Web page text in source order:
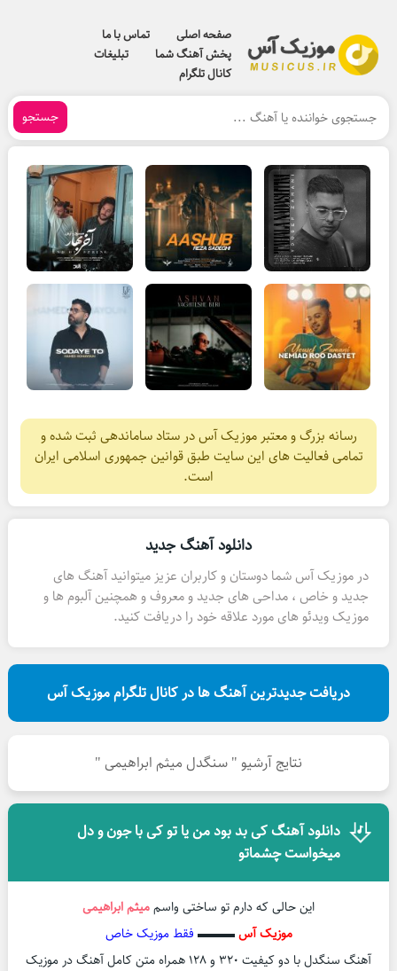
صفحه اصلی
تماس با ما
پخش آهنگ شما
تبلیغات
کانال تلگرام
جستجو
رسانه بزرگ و معتبر موزیک آس در ستاد ساماندهی ثبت شده و
تمامی فعالیت های این سایت طبق قوانین جمهوری اسلامی ایران
است.
دانلود آهنگ جدید
در موزیک آس شما دوستان و کاربران عزیز میتوانید آهنگ های
جدید و خاص ، مداحی های جدید و معروف و همچنین آلبوم ها و
موزیک ویدئو های مورد علاقه خود را دریافت کنید.
دریافت جدیدترین آهنگ ها در کانال تلگرام موزیک آس
نتایج آرشیو " سنگدل میثم ابراهیمی "
دانلود آهنگ کی بد بود من یا تو کی با جون و دل
میخواست چشماتو
این حالی که دارم تو ساختی واسممیثم ابراهیمی
موزیک آس▬▬▬ فقط موزیک خاص
آهنگ سنگدل با دو کیفیت ۳۲۰ و ۱۲۸ همراه متن کامل آهنگ در موزیک